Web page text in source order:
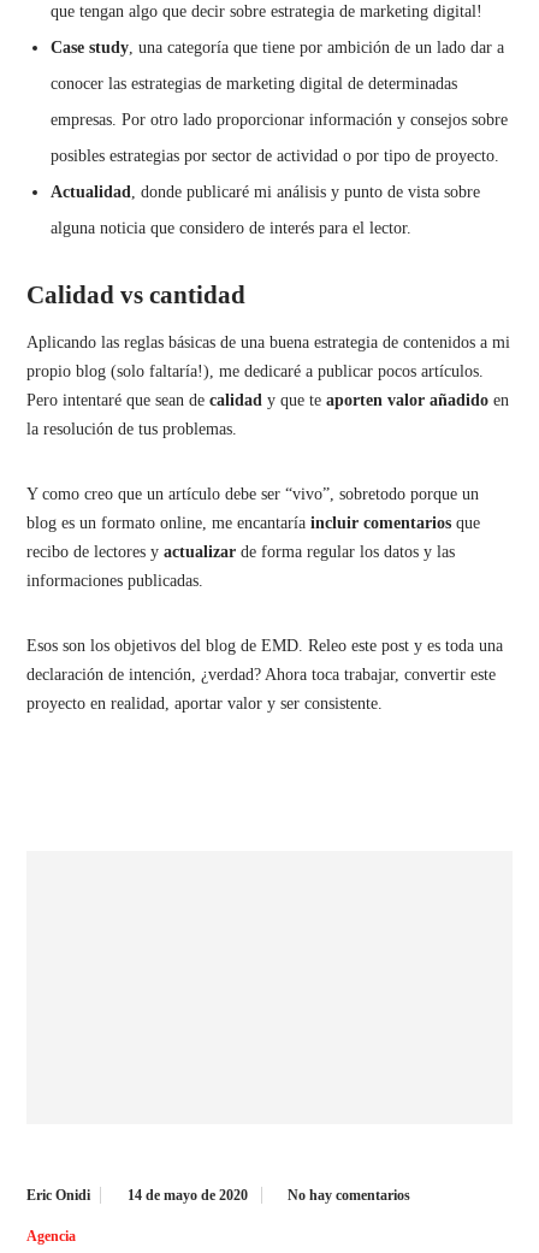
que tengan algo que decir sobre estrategia de marketing digital!
Case study, una categoría que tiene por ambición de un lado dar a
conocer las estrategias de marketing digital de determinadas
empresas. Por otro lado proporcionar información y consejos sobre
posibles estrategias por sector de actividad o por tipo de proyecto.
Actualidad, donde publicaré mi análisis y punto de vista sobre
alguna noticia que considero de interés para el lector.
Calidad vs cantidad
Aplicando las reglas básicas de una buena estrategia de contenidos a mi
propio blog (solo faltaría!), me dedicaré a publicar pocos artículos.
Pero intentaré que sean decalidad y que teaporten valor añadido en
la resolución de tus problemas.
Y como creo que un artículo debe ser “vivo”, sobretodo porque un
blog es un formato online, me encantaríaincluir comentarios que
recibo de lectores yactualizar de forma regular los datos y las
informaciones publicadas.
Esos son los objetivos del blog de EMD. Releo este post y es toda una
declaración de intención, ¿verdad? Ahora toca trabajar, convertir este
proyecto en realidad, aportar valor y ser consistente.
Eric Onidi 14 de mayo de 2020 No hay comentarios
Agencia